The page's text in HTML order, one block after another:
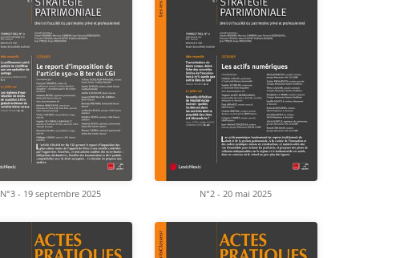
N°3 - 19 septembre 2025 N°2 - 20 mai 2025